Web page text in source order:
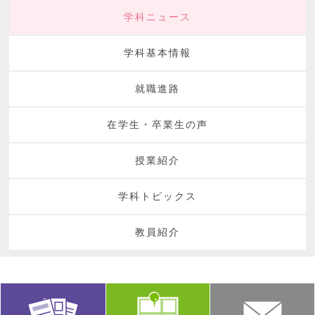
学科ニュース
学科基本情報
就職進路
在学生・卒業生の声
授業紹介
学科トピックス
教員紹介